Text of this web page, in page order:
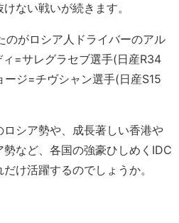
ない戦いが続きます。
のがロシア人ドライバーのアル
=サレグラセブ選手(日産R34
ジ=チヴシャン選手(日産S15
シア勢や、成長著しい香港や
など、各国の強豪ひしめくIDC
け活躍するのでしょうか。